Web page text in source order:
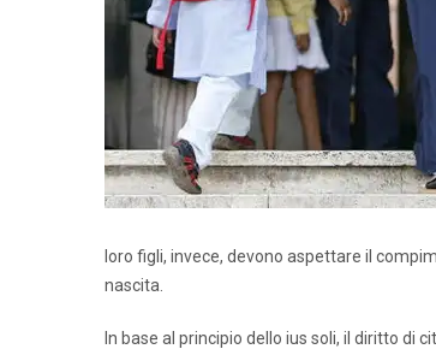
loro figli, invece, devono aspettare il
nascita.
In base al principio dello ius soli, il diritto